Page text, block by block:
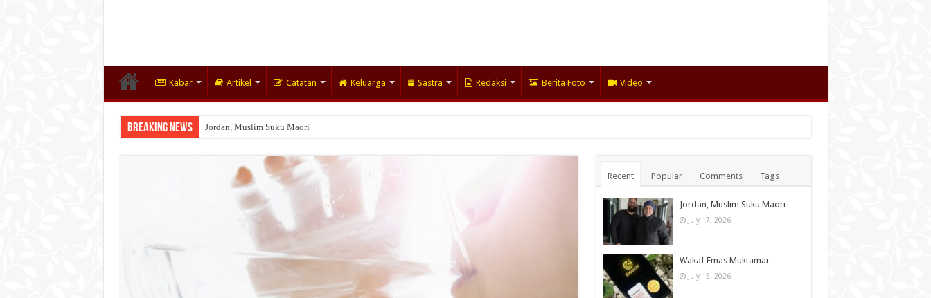
Kabar Artikel Catatan Keluarga Sastra Redaksi Berita Foto Video
Breaking News Jordan, Muslim Suku Maori
Wakaf Emas Muktamar
Recent Popular Comments Tags
Jordan, Muslim Suku Maori
July 17, 2026
Wakaf Emas Muktamar
July 15, 2026